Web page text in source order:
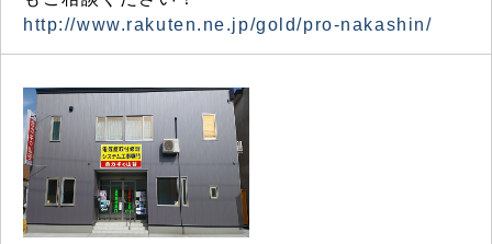
http://www.rakuten.ne.jp/gold/pro-nakashin/